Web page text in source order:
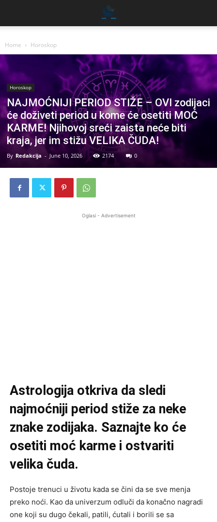
Home Horoskop
Horoskop
NAJMOĆNIJI PERIOD STIŽE – OVI zodijaci
će doživeti period u kome će osetiti MOĆ
KARME! Njihovoj sreći zaista neće biti
kraja, jer im stižu VELIKA ČUDA!
By Redakcija - June 10, 2026 2174 0
Oglasi - Advertisement
Astrologija otkriva da sledi
najmoćniji period stiže za neke
znake zodijaka. Saznajte ko će
osetiti moć karme i ostvariti
velika čuda.
Postoje trenuci u životu kada se čini da se sve menja
preko noći. Kao da univerzum odluči da konačno nagradi
one koji su dugo čekali, patili, ćutali i borili se sa